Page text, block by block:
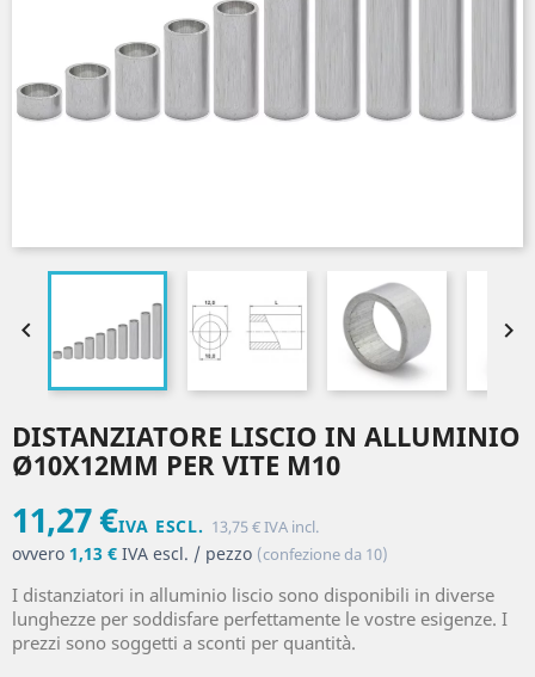
 
DISTANZIATORE LISCIO IN ALLUMINIO
Ø10X12MM PER VITE M10
11,27 €IVA ESCL. 13,75 € IVA incl.
ovvero 1,13 € IVA escl. / pezzo (confezione da 10)
I distanziatori in alluminio liscio sono disponibili in diverse
lunghezze per soddisfare perfettamente le vostre esigenze. I
prezzi sono soggetti a sconti per quantità.